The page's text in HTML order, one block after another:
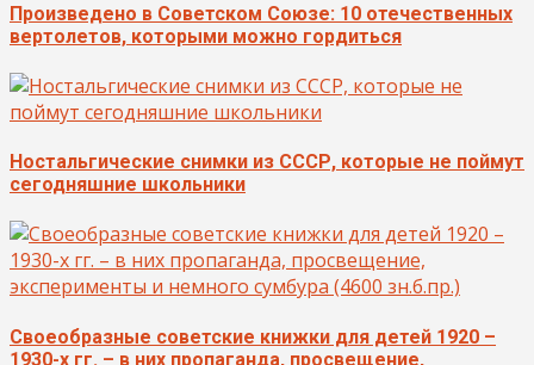
Произведено в Советском Союзе: 10 отечественных
вертолетов, которыми можно гордиться
Ностальгические снимки из СССР, которые не поймут
сегодняшние школьники
Своеобразные советские книжки для детей 1920 –
1930-х гг. – в них пропаганда, просвещение,